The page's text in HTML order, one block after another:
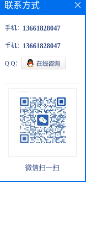
联系方式
手机： 13661828047
手机： 13661828047
Q Q：
微信扫一扫